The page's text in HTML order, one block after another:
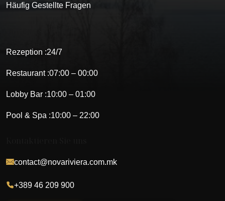
Häufig Gestellte Fragen
Rezeption :24/7
Restaurant :07:00 – 00:00
Lobby Bar :10:00 – 01:00
Pool & Spa :10:00 – 22:00
contact@novariviera.com.mk
+389 46 209 900